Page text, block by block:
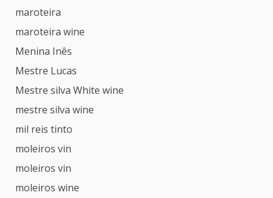
maroteira
maroteira wine
Menina Inês
Mestre Lucas
Mestre silva White wine
mestre silva wine
mil reis tinto
moleiros vin
moleiros vin
moleiros wine